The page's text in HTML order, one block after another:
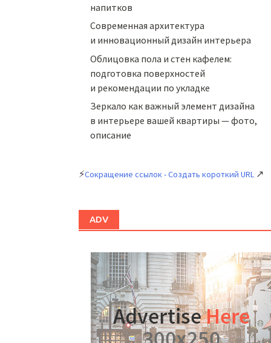
напитков
Cовременная архитектура
и инновационный дизайн интерьера
Облицовка пола и стен кафелем:
подготовка поверхностей
и рекомендации по укладке
Зеркало как важный элемент дизайна
в интерьере вашей квартиры — фото,
описание
⚡Сокращение ссылок - Создать короткий URL ↗
ADV